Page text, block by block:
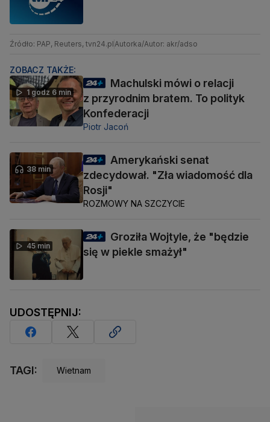
Źródło: PAP, Reuters, tvn24.pl Autorka/Autor: akr/adso
ZOBACZ TAKŻE:
1 godz 6 min
Machulski mówi o relacji
z przyrodnim bratem. To polityk
Konfederacji
Piotr Jacoń
38 min
Amerykański senat
zdecydował. "Zła wiadomość dla
Rosji"
ROZMOWY NA SZCZYCIE
45 min
Groziła Wojtyle, że "będzie
się w piekle smażył"
UDOSTĘPNIJ:
TAGI: Wietnam